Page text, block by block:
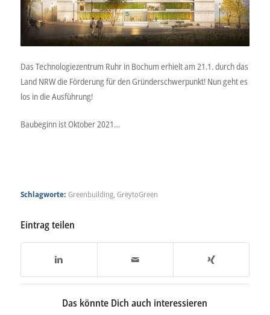
Das Technologiezentrum Ruhr in Bochum erhielt am 21.1. durch das
Land NRW die Förderung für den Gründerschwerpunkt! Nun geht es
los in die Ausführung!
Baubeginn ist Oktober 2021…
Schlagworte: Greenbuilding, GreytoGreen
Eintrag teilen
Das könnte Dich auch interessieren